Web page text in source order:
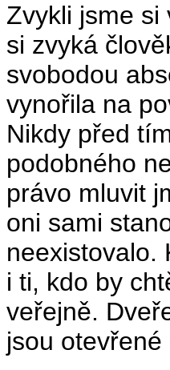
Zvykli jsme si
si zvyká
svobodou
vynořila na
Nikdy před
podobného
právo mluvit
oni sami
neexistovalo.
i ti, kdo by
veřejně.
jsou otevřené